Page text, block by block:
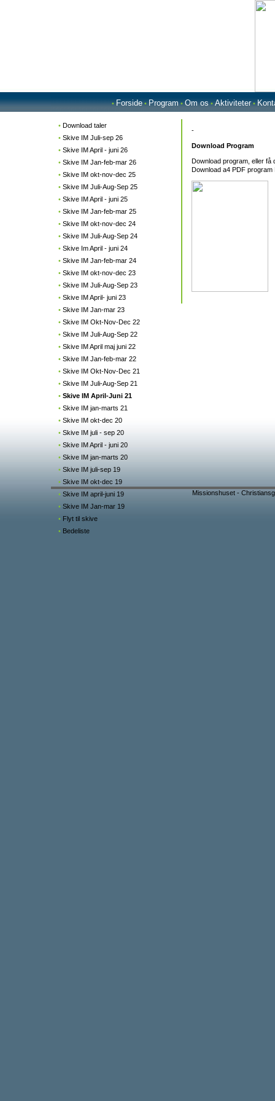
• Forside • Program • Om os • Aktiviteter •
• Download taler
• Skive IM Juli-sep 26
• Skive IM April - juni 26
• Skive IM Jan-feb-mar 26
• Skive IM okt-nov-dec 25
• Skive IM Juli-Aug-Sep 25
• Skive IM April - juni 25
• Skive IM Jan-feb-mar 25
• Skive IM okt-nov-dec 24
• Skive IM Juli-Aug-Sep 24
• Skive Im April - juni 24
• Skive IM Jan-feb-mar 24
• Skive IM okt-nov-dec 23
• Skive IM Juli-Aug-Sep 23
• Skive IM April- juni 23
• Skive IM Jan-mar 23
• Skive IM Okt-Nov-Dec 22
• Skive IM Juli-Aug-Sep 22
• Skive IM April maj juni 22
• Skive IM Jan-feb-mar 22
• Skive IM Okt-Nov-Dec 21
• Skive IM Juli-Aug-Sep 21
• Skive IM April-Juni 21
• Skive IM jan-marts 21
• Skive IM okt-dec 20
• Skive IM juli - sep 20
• Skive IM April - juni 20
• Skive IM jan-marts 20
• Skive IM juli-sep 19
• Skive IM okt-dec 19
• Skive IM april-juni 19
• Skive IM Jan-mar 19
• Flyt til skive
• Bedeliste
-
Download Program
Download program, eller få
Download a4 PDF program
Missionshuset -